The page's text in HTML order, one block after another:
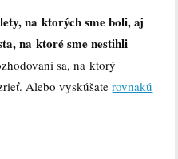
na ktorých sme boli, aj
na ktoré sme nestihli
sa, na ktorý
Alebo vyskúšaterovnakú